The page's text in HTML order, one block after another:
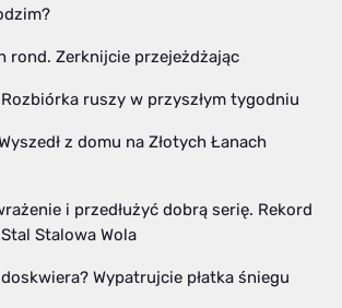
rond. Zerknijcie przejeżdżając
Rozbiórka ruszy w przyszłym tygodniu
z domu na Złotych Łanach
i przedłużyć dobrą serię. Rekord
Stalowa Wola
Wypatrujcie płatka śniegu